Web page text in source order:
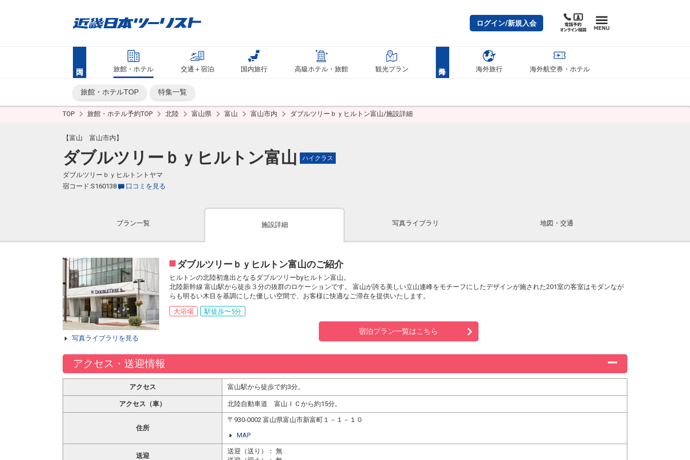
ログイン/新規入会
旅館・ホテル 交通＋宿泊 国内旅行 高級ホテル・旅館 観光プラン 海外旅行 海外航空券・ホテル
旅館・ホテルTOP 特集一覧
TOP 旅館・ホテル予約TOP 北陸 富山県 富山 富山市内 ダブルツリーｂｙヒルトン富山/施設詳細
【富山 富山市内】
ダブルツリーｂｙヒルトン富山 ハイクラス
ダブルツリーｂｙヒルトントヤマ
宿コード:S160138
口コミを見る
プラン一覧 施設詳細 写真ライブラリ 地図・交通
写真ライブラリを見る
ダブルツリーｂｙヒルトン富山のご紹介
ヒルトンの北陸初進出となるダブルツリーbyヒルトン富山。
北陸新幹線 富山駅から徒歩３分の抜群のロケーションです。 富山が誇る美しい立山連峰をモチーフにしたデザインが施された201室の客室はモダンなが
らも明るい木目を基調にした優しい空間で、お客様に快適なご滞在を提供いたします。
大浴場
駅徒歩〜5分
宿泊プラン一覧はこちら
アクセス・送迎情報
アクセス 富山駅から徒歩で約3分。
アクセス（車） 北陸自動車道 富山ＩＣから約15分。
住所
〒930-0002 富山県富山市新富町１－１－１０
MAP
送迎
送迎（送り）： 無